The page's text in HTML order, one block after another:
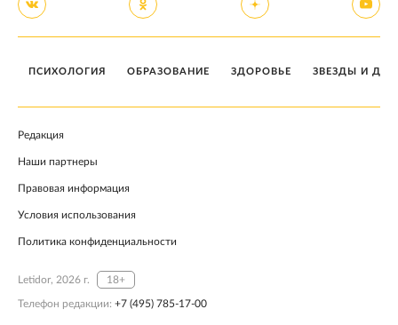
ПСИХОЛОГИЯ ОБРАЗОВАНИЕ ЗДОРОВЬЕ ЗВЕЗДЫ И
Редакция
Наши партнеры
Правовая информация
Условия использования
Политика конфиденциальности
Letidor, 2026 г. 18+
Телефон редакции: +7 (495) 785-17-00